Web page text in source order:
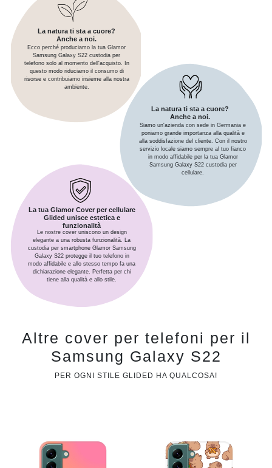
La natura ti sta a cuore?
Anche a noi.
Ecco perché produciamo la tua Glamor
Samsung Galaxy S22 custodia per
telefono solo al momento dell'acquisto. In
questo modo riduciamo il consumo di
risorse e contribuiamo insieme alla nostra
ambiente.
La natura ti sta a cuore?
Anche a noi.
Siamo un'azienda con sede in Germania e
poniamo grande importanza alla qualità e
alla soddisfazione del cliente. Con il nostro
servizio locale siamo sempre al tuo fianco
in modo affidabile per la tua Glamor
Samsung Galaxy S22 custodia per
cellulare.
La tua Glamor Cover per cellulare
Glided unisce estetica e
funzionalità
Le nostre cover uniscono un design
elegante a una robusta funzionalità. La
custodia per smartphone Glamor Samsung
Galaxy S22 protegge il tuo telefono in
modo affidabile e allo stesso tempo fa una
dichiarazione elegante. Perfetta per chi
tiene alla qualità e allo stile.
Altre cover per telefoni per il
Samsung Galaxy S22
PER OGNI STILE GLIDED HA QUALCOSA!